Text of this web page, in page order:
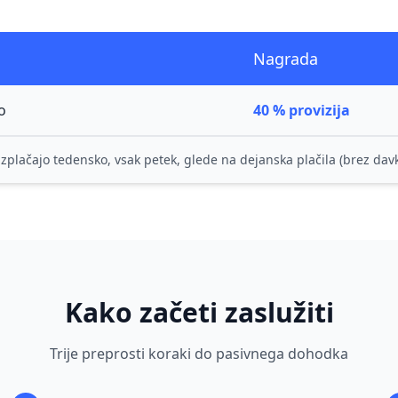
Nagrada
40 % provizija
tedensko, vsak petek, glede na dejanska plačila (brez
Kako začeti zaslužiti
Trije preprosti koraki do pasivnega dohodka